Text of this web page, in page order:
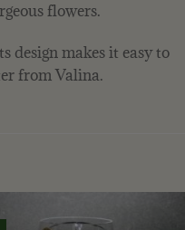
flowers.
design makes it easy to
from Valina.